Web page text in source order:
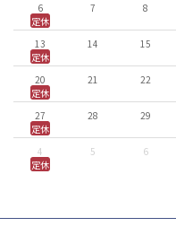
6
7 8
定休
13
14 15
定休
20
21 22
定休
27
28 29
定休
4
5 6
定休